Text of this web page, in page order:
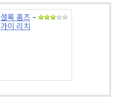
셜록 홈즈 -
가이 리치